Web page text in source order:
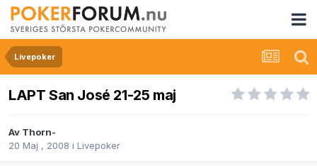
Livepoker
LAPT San José 21-25 maj
Av Thorn-
20 Maj , 2008 i Livepoker